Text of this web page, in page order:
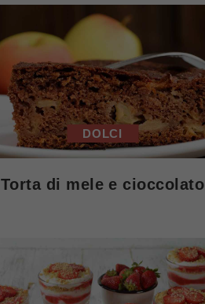
DOLCI
Torta di mele e cioccolato